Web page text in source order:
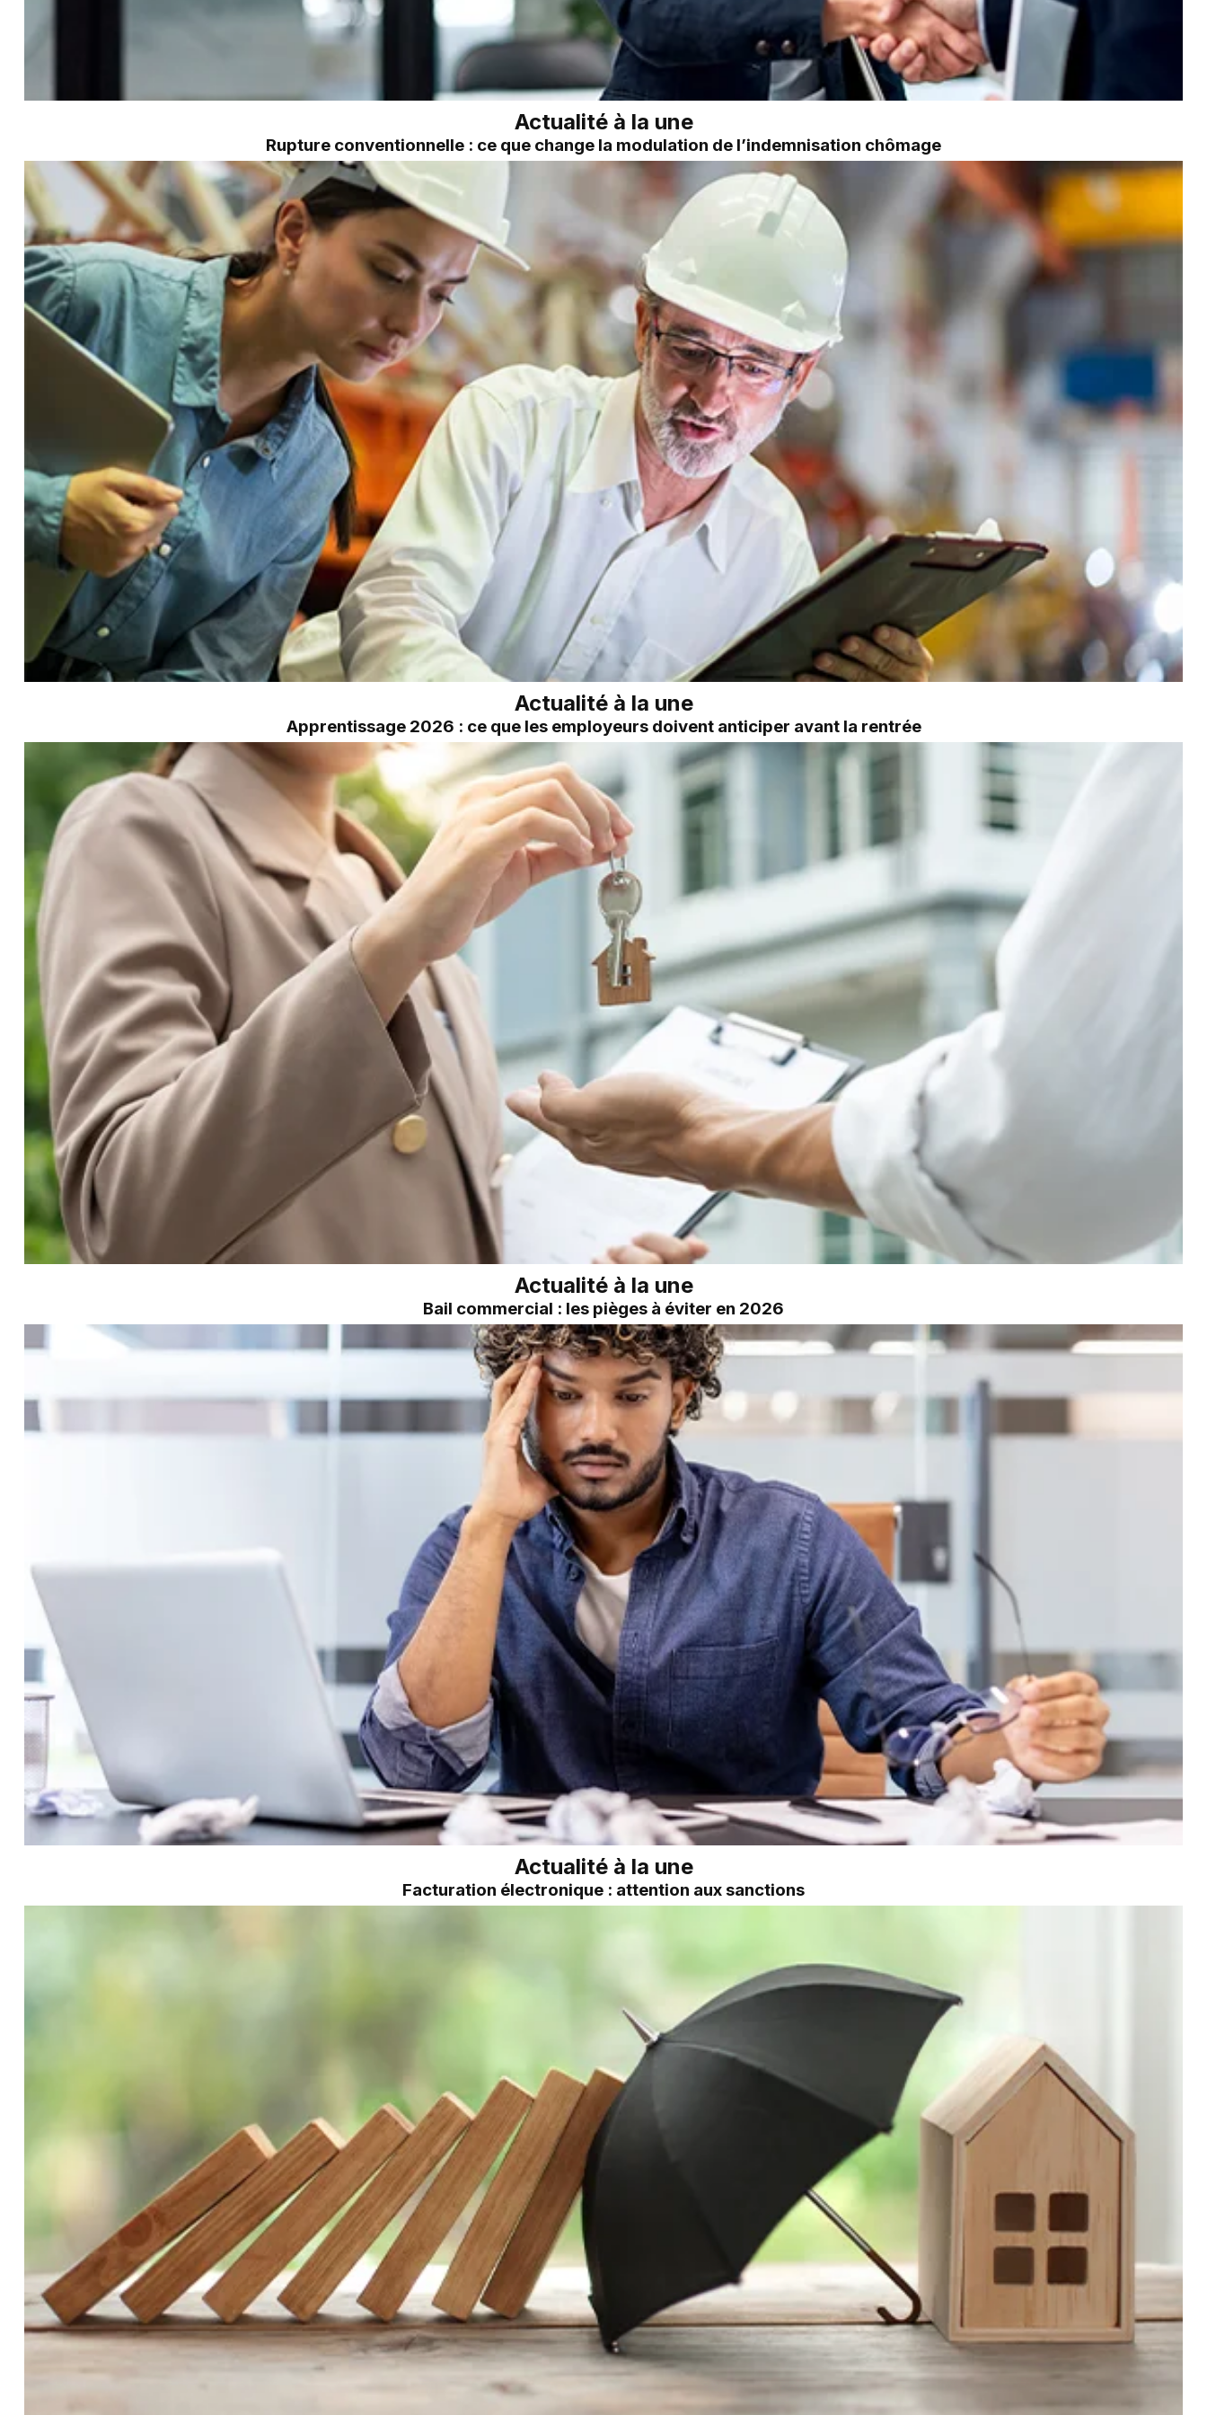
Actualité à la une
Rupture conventionnelle : ce que change la modulation de l’indemnisation chômage
Actualité à la une
Apprentissage 2026 : ce que les employeurs doivent anticiper avant la rentrée
Actualité à la une
Bail commercial : les pièges à éviter en 2026
Actualité à la une
Facturation électronique : attention aux sanctions